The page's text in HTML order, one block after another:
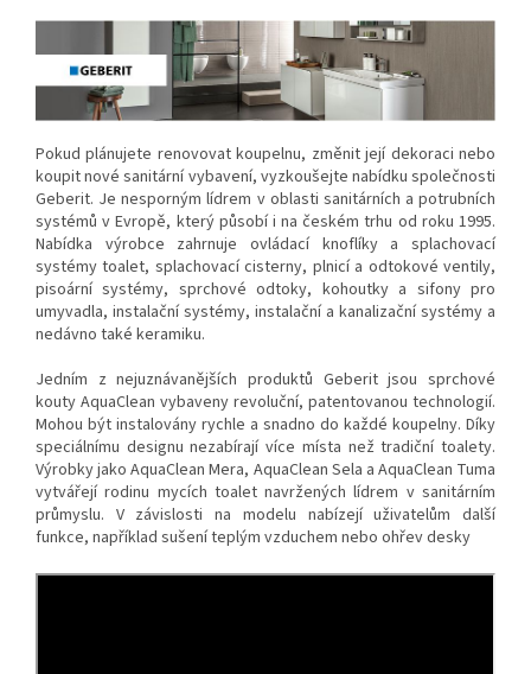
Pokud plánujete renovovat koupelnu, změnit její dekoraci nebo
koupit nové sanitární vybavení, vyzkoušejte nabídku společnosti
Geberit. Je nesporným lídrem v oblasti sanitárních a potrubních
systémů v Evropě, který působí i na českém trhu od roku 1995.
Nabídka výrobce zahrnuje ovládací knoflíky a splachovací
systémy toalet, splachovací cisterny, plnicí a odtokové ventily,
pisoární systémy, sprchové odtoky, kohoutky a sifony pro
umyvadla, instalační systémy, instalační a kanalizační systémy a
nedávno také keramiku.
Jedním z nejuznávanějších produktů Geberit jsou sprchové
kouty AquaClean vybaveny revoluční, patentovanou technologií.
Mohou být instalovány rychle a snadno do každé koupelny. Díky
speciálnímu designu nezabírají více místa než tradiční toalety.
Výrobky jako AquaClean Mera, AquaClean Sela a AquaClean Tuma
vytvářejí rodinu mycích toalet navržených lídrem v sanitárním
průmyslu. V závislosti na modelu nabízejí uživatelům další
funkce, například sušení teplým vzduchem nebo ohřev desky